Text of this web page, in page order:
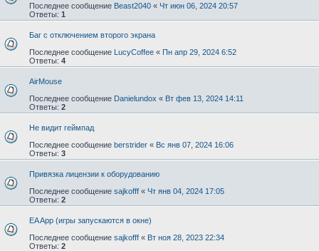
Последнее сообщение Beast2040 « Чт июн 06, 2024 20:57
Ответы: 1
Баг с отключением второго экрана
Последнее сообщение LucyCoffee « Пн апр 29, 2024 6:52
Ответы: 4
AirMouse
Последнее сообщение Danielundox « Вт фев 13, 2024 14:11
Ответы: 2
Не видит геймпад
Последнее сообщение berstrider « Вс янв 07, 2024 16:06
Ответы: 3
Привязка лицензии к оборудованию
Последнее сообщение sajkofff « Чт янв 04, 2024 17:05
Ответы: 2
EA App (игры запускаются в окне)
Последнее сообщение sajkofff « Вт ноя 28, 2023 22:34
Ответы: 2